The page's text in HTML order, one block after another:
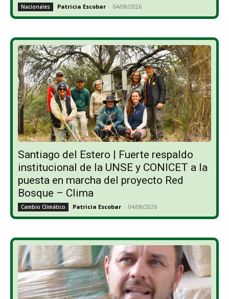
Nacionales Patricia Escobar - 04/08/2026
Santiago del Estero | Fuerte respaldo
institucional de la UNSE y CONICET a la
puesta en marcha del proyecto Red
Bosque – Clima
Cambio Climático Patricia Escobar - 04/08/2026